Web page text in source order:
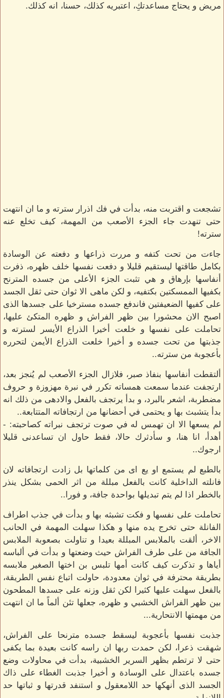
مريض و يحتاج مساعدتكِ، اعتبريه كذلك، حسنا، انه كذلك.
تشجعت و اقتربت منه، بدأت في فك اذرار سترته و ما ان انتهت
حتى تنهدت جاء الجزء الأصعب من المهمة، كيف تخلع عنه
سترته!
جاءت من تحت كتفه و مررت ذراعها و دفعته عن الوسادة
بكامل طاقتها ليستقيم قليلا و دفعت نفسها خلف ظهره، ذفرت
أنفاسها بإرهاق و هي تثبت الجزء الأعلى من جسده المترنح
بكفيها الممسكتين بكتفيه، و لكن ماهى الا ثوان حتى ثقل الجسد
على كفيها الضعيفتين فاندفع جسده مسترخيا على جسدها الذى
اصبح الان محشورا بين ظهر الفراش و ظهره المتكئ عليها،
تحاملت على نفسها و خلعت أخيرا الذراع الأيسر لسترته و
جذبتها من تحت جسده و أخيرا خلعت الذراع الأيمن لتحرره
بأعجوبة من سترته..
ألتقطت أنفاسها بنفاذ صبر، فلازال الجزء الأصعب لم يُنجز بعد،
ارتجفت عندما سمعت همساته تكرر في نبرة مهزوزة و حروف
مضطربة، اشعر بالبرد، و بدأ يرتجف بالفعل والادهى من ذلك انه
بدأ يتشبث بها و يحتمى في أحضانها من ارتجافاته المتتابعة..
لم يسعها الا ان تهمس له في صوت ترتجف نبراته كصاحبته: -
أهدأ، انا هنا، و سأدثرك حالا، فقط حاول ان تساعدنى قليلا
ارجوك..
بالطبع لم يستمع او يع اى من كلماتها بل زادت ارتجافاته لان
فانلته الداخلية كانت بالفعل مبللة من اثر الحمى بشكل ينذر
بالخطر اذا لم يتم تبديلها بواحدة جافة، و فورا..
تحاملت على نفسها و فكت تشبثه بها و بدأت في جذب اطراف
الفانلة حتى تخرج يده منها و هكذا سهلت المهمة في الحانب
الاخر، ألقت بالملابس المبللة بعيدا و تناولت بصعوبة الملابس
الجافة من على طرف الفراش حيث وضعتها و بدأت في ألباسه
أياها و تذكرت كيف كانت أمها تلبس بن اختها الصغير ملابسه
بطريقة محترفة في ثوان معدودة، حاولت اتباع نفس الطريقة،
بالفعل سهلت عليها كثيرا لكن ثقل وزنه على جسدها المطحون
بين ظهر الفراش الخشبي و ظهره، جعلها تئن ألماً ما ان انتهت
من مهمتها الانتحارية...
جذبت نفسها بأعجوبة ليسقط جسده مترنحا على الفراش،
شهقت ذعرا، لكن حمدت ربها ان راسه كانت بعيدة بما يكفى
حتى لا ترتطم بظهر السرير الخشبية، بدأت في محاولات وضع
جسده باعتدال على الوسادة و أخيرا جذبت الغطاء على ذاك
الجسد الذى أنهكها حد اللامعقول و استنفد قدرتها و ثباتها حد